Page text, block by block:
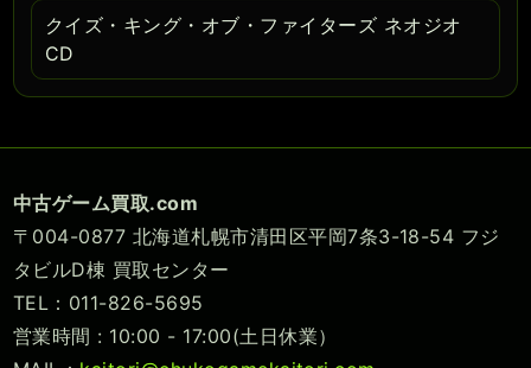
クイズ・キング・オブ・ファイターズ ネオジオ
CD
中古ゲーム買取.com
〒004-0877 北海道札幌市清田区平岡7条3-18-54 フジ
タビルD棟 買取センター
TEL：011-826-5695
営業時間 : 10:00 - 17:00(土日休業）